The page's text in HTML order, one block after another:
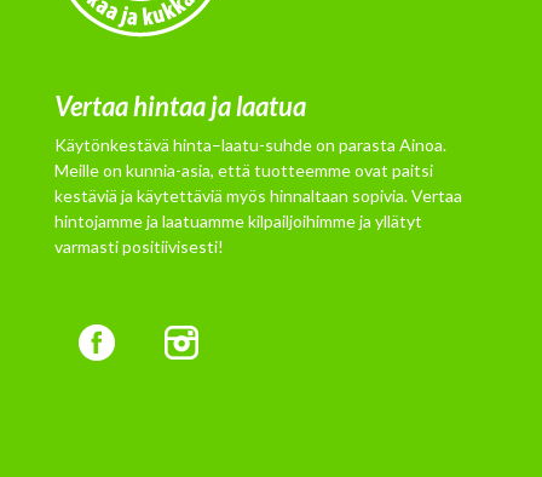
Vertaa hintaa ja laatua
Käytönkestävä hinta–laatu-suhde on parasta Ainoa.
Meille on kunnia-asia, että tuotteemme ovat paitsi
kestäviä ja käytettäviä myös hinnaltaan sopivia. Vertaa
hintojamme ja laatuamme kilpailjoihimme ja yllätyt
varmasti positiivisesti!